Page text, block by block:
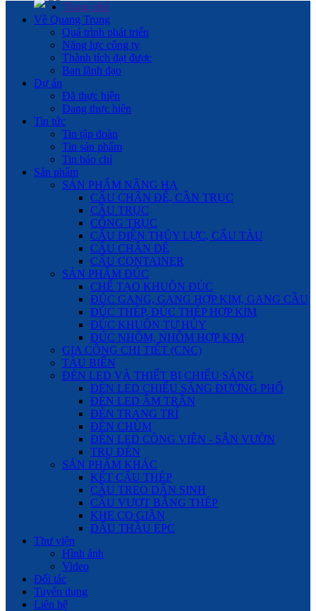
Trang chủ
Về Quang Trung
Quá trình phát triển
Năng lực công ty
Thành tích đạt được
Ban lãnh đạo
Dự án
Đã thực hiện
Đang thực hiện
Tin tức
Tin tập đoàn
Tin sản phẩm
Tin báo chí
Sản phẩm
SẢN PHẨM NÂNG HẠ
CẨU CHÂN ĐẾ, CẦN TRỤC
CẦU TRỤC
CỔNG TRỤC
CẨU ĐIỆN THỦY LỰC, CẨU TÀU
CẨU CHÂN DÊ
CẨU CONTAINER
SẢN PHẨM ĐÚC
CHẾ TẠO KHUÔN ĐÚC
ĐÚC GANG, GANG HỢP KIM, GANG CẦU
ĐÚC THÉP, ĐÚC THÉP HỢP KIM
ĐÚC KHUÔN TỰ HỦY
ĐÚC NHÔM, NHÔM HỢP KIM
GIA CÔNG CHI TIẾT (CNC)
TÀU BIỂN
ĐÈN LED VÀ THIẾT BỊ CHIẾU SÁNG
ĐÈN LED CHIẾU SÁNG ĐƯỜNG PHỐ
ĐÈN LED ÂM TRẦN
ĐÈN TRANG TRÍ
ĐÈN CHÙM
ĐÈN LED CÔNG VIÊN - SÂN VƯỜN
TRỤ ĐÈN
SẢN PHẨM KHÁC
KẾT CẤU THÉP
CẦU TREO DÂN SINH
CẦU VƯỢT BẰNG THÉP
KHE CO GIÃN
ĐẤU THẦU EPC
Thư viện
Hình ảnh
Video
Đối tác
Tuyển dụng
Liên hệ